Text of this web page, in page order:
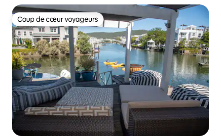
Coup de cœur voyageurs
Coup de cœur voyageurs